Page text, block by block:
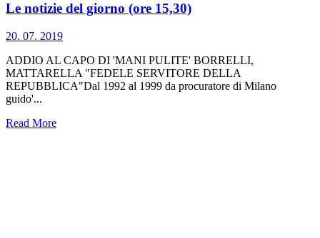
Le notizie del giorno (ore 15,30)
20. 07. 2019
ADDIO AL CAPO DI 'MANI PULITE' BORRELLI,
MATTARELLA "FEDELE SERVITORE DELLA
REPUBBLICA"Dal 1992 al 1999 da procuratore di Milano
guido'...
Read More